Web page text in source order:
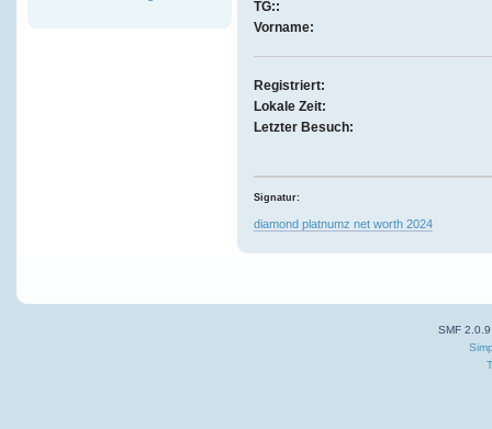
TG::
Vorname:
Registriert:
Lokale Zeit:
Letzter Besuch:
Signatur:
diamond platnumz net worth 2024
SMF 2.0.9